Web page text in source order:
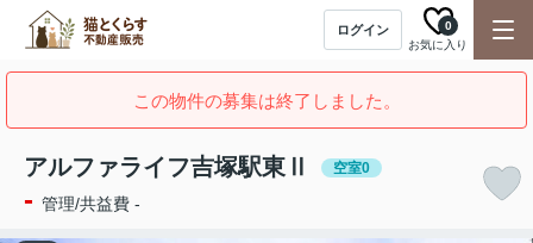
ログイン
お気に入り
0
この物件の募集は終了しました。
アルファライフ吉塚駅東Ⅱ 空室0
- 管理/共益費 -